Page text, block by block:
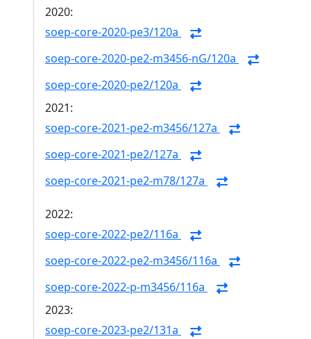
2020:
soep-core-2020-pe3/120a
soep-core-2020-pe2-m3456-nG/120a
soep-core-2020-pe2/120a
2021:
soep-core-2021-pe2-m3456/127a
soep-core-2021-pe2/127a
soep-core-2021-pe2-m78/127a
2022:
soep-core-2022-pe2/116a
soep-core-2022-pe2-m3456/116a
soep-core-2022-p-m3456/116a
2023:
soep-core-2023-pe2/131a